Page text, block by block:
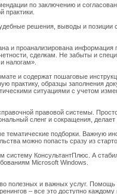
по заключению и
практики.
решения, выводы и позиции
и проанализирована
сделкам. Не забыты и
налогам».
и содержат пошаговые
практику, образцы заполнения
ситуациями с учетом
правовой системы.
сленг и сокращения, делает
тематические подборки. Важную
можно попасть сразу из
систему КонсультантПлюс. А
Microsoft Windows.
полезных и важных услуг.
– все это доступно